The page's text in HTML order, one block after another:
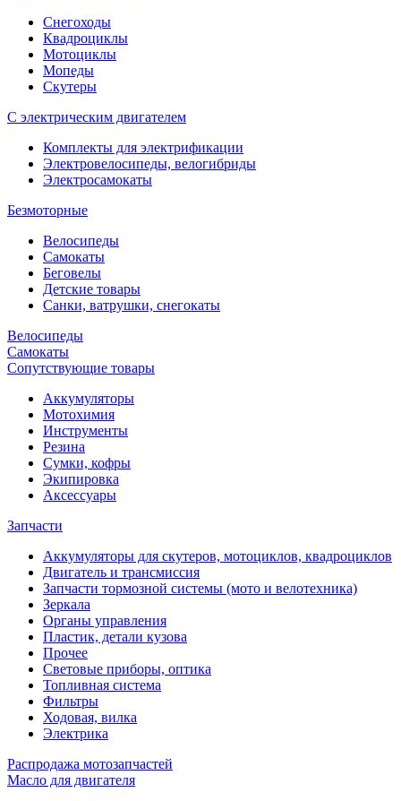
Снегоходы
Квадроциклы
Мотоциклы
Мопеды
Скутеры
С электрическим двигателем
Комплекты для электрификации
Электровелосипеды, велогибриды
Электросамокаты
Безмоторные
Велосипеды
Самокаты
Беговелы
Детские товары
Санки, ватрушки, снегокаты
Велосипеды
Самокаты
Сопутствующие товары
Аккумуляторы
Мотохимия
Инструменты
Резина
Сумки, кофры
Экипировка
Аксессуары
Запчасти
Аккумуляторы для скутеров, мотоциклов, квадроциклов
Двигатель и трансмиссия
Запчасти тормозной системы (мото и велотехника)
Зеркала
Органы управления
Пластик, детали кузова
Прочее
Световые приборы, оптика
Топливная система
Фильтры
Ходовая, вилка
Электрика
Распродажа мотозапчастей
Масло для двигателя